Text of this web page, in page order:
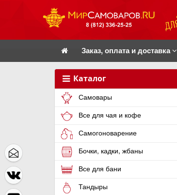
Заказ, оплата и доставка
Каталог
Самовары
Все для чая и кофе
Самогоноварение
Бочки, кадки, жбаны
Все для бани
Тандыры